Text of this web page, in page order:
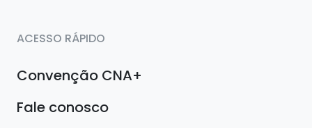
ACESSO RÁPIDO
Convenção CNA+
Fale conosco